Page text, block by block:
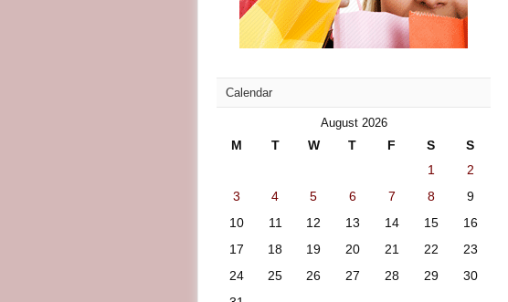
Calendar
August 2026
M T W T F S
S
1
2
3
4 5 6 7 8
9
10
11 12 13 14 15
16
17
18 19 20 21 22
23
24
25 26 27 28 29
30